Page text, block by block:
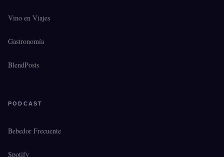
Vino en Viajes
Gastronomía
BlendPosts
PODCAST
Bebedor Frecuente
Spotify